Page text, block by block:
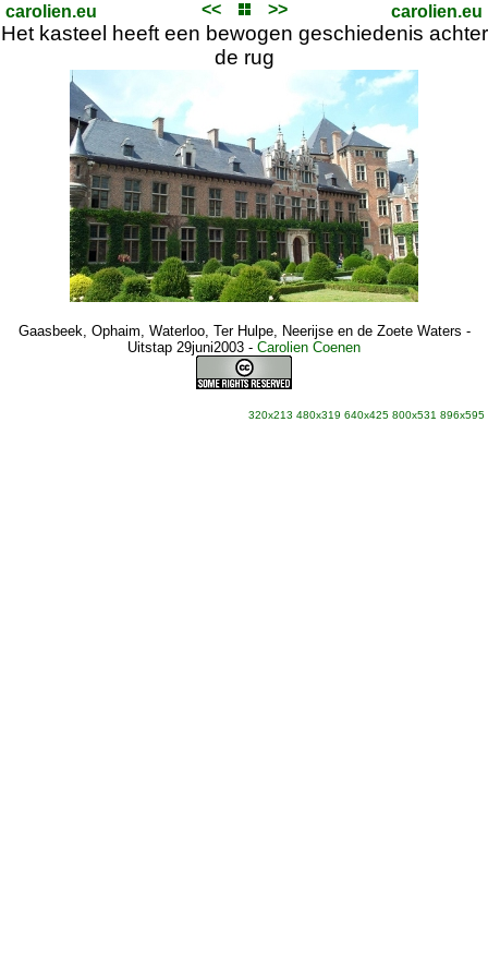
carolien.eu << >> carolien.eu
Het kasteel heeft een bewogen geschiedenis achter
de rug
Gaasbeek, Ophaim, Waterloo, Ter Hulpe, Neerijse en de Zoete Waters -
Uitstap 29juni2003 - Carolien Coenen
320x213 480x319 640x425 800x531 896x595